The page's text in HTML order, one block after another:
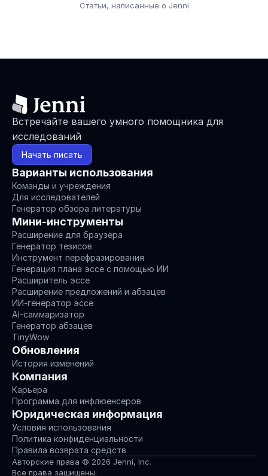
Статьи, написанные о Jenni
Встречайте вашего умного помощника для
исследований
Начать писать
Варианты использования
Команды и учреждения
Для исследователей
Генератор обзора литературы
Мини-инструменты
Расширение для браузера
Генератор тезисов
Инструмент перефразирования
Генерация плана эссе с помощью ИИ
Расширитель эссе
Расширение предложений и абзацев
ИИ-генератор эссе
AI-саммаризатор
Генератор абзацев
TinyWow
Обновления
История изменений
Компания
Карьера
Программа для инфлюенсеров
Юридическая информация
Условия использования
Политика конфиденциальности
Правила возврата средств
Авторские права © 2026 Jenni, Inc.
Все права защищены.